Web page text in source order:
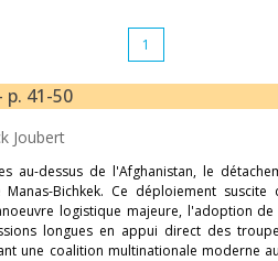
1
p. 41-50
Joubert
au-dessus de l'Afghanistan, le
Bichkek. Ce déploiement suscite
logistique majeure, l'adoption
longues en appui direct des
une coalition multinationale moderne